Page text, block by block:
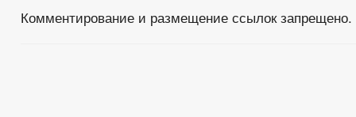
Комментирование и размещение ссылок запрещено.